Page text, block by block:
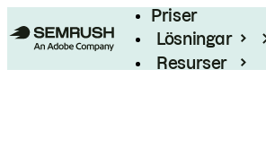
Priser
Lösningar
Resurser